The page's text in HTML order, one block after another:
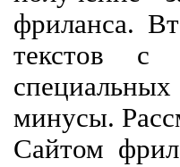
фриланса.
текстов с
минусы.
Сайтом